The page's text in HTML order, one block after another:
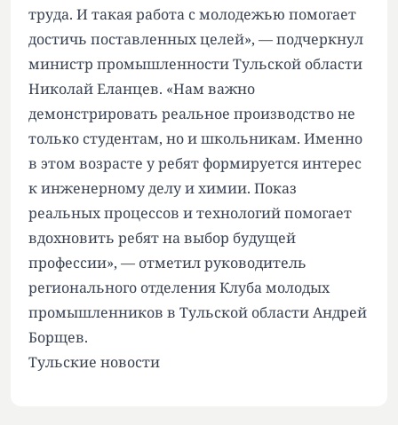
труда. И такая работа с молодежью помогает
достичь поставленных целей», — подчеркнул
министр промышленности Тульской области
Николай Еланцев. «Нам важно
демонстрировать реальное производство не
только студентам, но и школьникам. Именно
в этом возрасте у ребят формируется интерес
к инженерному делу и химии. Показ
реальных процессов и технологий помогает
вдохновить ребят на выбор будущей
профессии», — отметил руководитель
регионального отделения Клуба молодых
промышленников в Тульской области Андрей
Борщев.
Тульские новости